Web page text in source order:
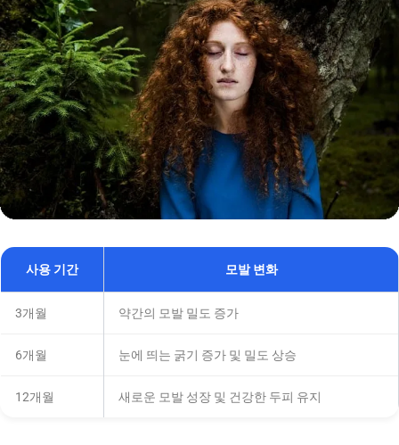
사용 기간 모발 변화
3개월 약간의 모발 밀도 증가
6개월 눈에 띄는 굵기 증가 및 밀도 상승
12개월 새로운 모발 성장 및 건강한 두피 유지